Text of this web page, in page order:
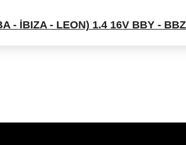
- İBIZA - LEON) 1.4 16V BBY -